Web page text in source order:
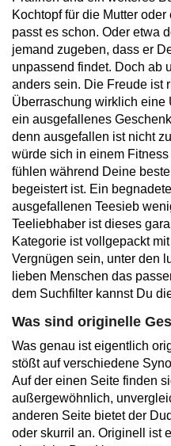
Kochtopf für die Mutter
passt es schon. Oder etwa
jemand zugeben, dass er
unpassend findet. Doch ab
anders sein. Die Freude ist
Überraschung wirklich eine
ein ausgefallenes
denn ausgefallen ist nicht
würde sich in einem
fühlen während Deine
begeistert ist. Ein
ausgefallenen Teesieb
Teeliebhaber ist dieses
Kategorie ist vollgepackt
Vergnügen sein, unter den
lieben Menschen das
dem Suchfilter kannst Du
Was sind originelle
Was genau ist eigentlich
stößt auf verschiedene
Auf der einen Seite finden
außergewöhnlich,
anderen Seite bietet der
oder skurril an. Originell ist